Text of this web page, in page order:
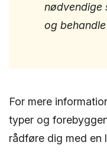
nødvendige
og
For mere
typer og
rådføre dig med en